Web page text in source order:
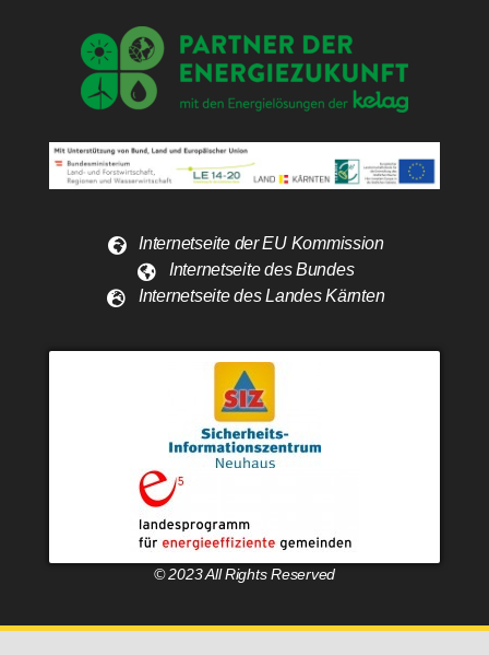
Internetseite der EU Kommission
Internetseite des Bundes
Internetseite des Landes Kärnten
© 2023 All Rights Reserved